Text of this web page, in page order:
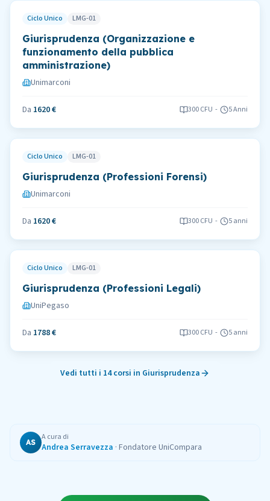
Ciclo Unico LMG-01
Giurisprudenza (Organizzazione e
funzionamento della pubblica
amministrazione)
Unimarconi
Da 1620 € 300CFU - 5 Anni
Ciclo Unico LMG-01
Giurisprudenza (Professioni Forensi)
Unimarconi
Da 1620 € 300CFU - 5 anni
Ciclo Unico LMG-01
Giurisprudenza (Professioni Legali)
UniPegaso
Da 1788 € 300CFU - 5 anni
Vedi tutti i 14corsi in Giurisprudenza
AS
A cura di
Andrea Serravezza · Fondatore UniCompara